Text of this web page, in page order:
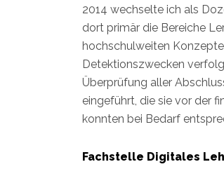
2014 wechselte ich als
dort primär die Bereiche
hochschulweiten
Detektionszwecken
Überprüfung aller
eingeführt, die sie vor der
konnten bei Bedarf
Fachstelle Digitales